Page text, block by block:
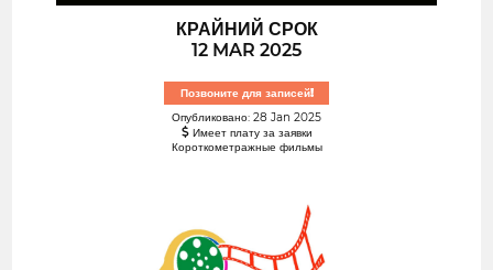
КРАЙНИЙ СРОК
12 MAR 2025
Позвоните для записей!
Опубликовано: 28 Jan 2025
Имеет плату за заявки
Короткометражные фильмы